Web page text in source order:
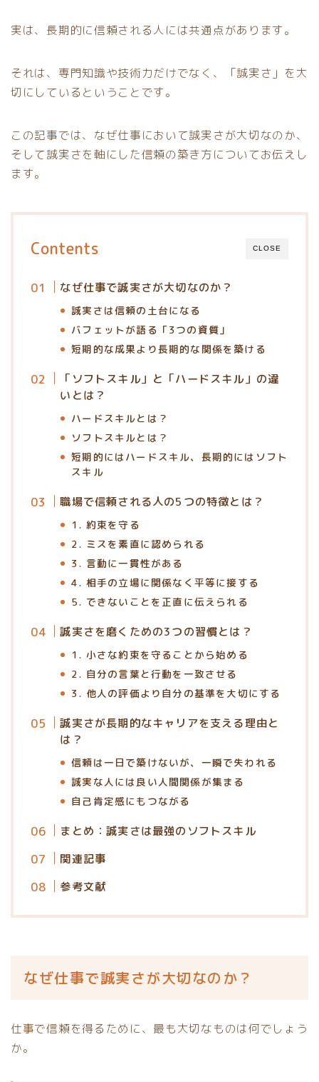
実は、長期的に信頼される人には共通点があります。
それは、専門知識や技術力だけでなく、「誠実さ」を大
切にしているということです。
この記事では、なぜ仕事において誠実さが大切なのか、
そして誠実さを軸にした信頼の築き方についてお伝えし
ます。
CLOSE
Contents
なぜ仕事で誠実さが大切なのか？
誠実さは信頼の土台になる
バフェットが語る「3つの資質」
短期的な成果より長期的な関係を築ける
「ソフトスキル」と「ハードスキル」の違
いとは？
ハードスキルとは？
ソフトスキルとは？
短期的にはハードスキル、長期的にはソフト
スキル
職場で信頼される人の5つの特徴とは？
1. 約束を守る
2. ミスを素直に認められる
3. 言動に一貫性がある
4. 相手の立場に関係なく平等に接する
5. できないことを正直に伝えられる
誠実さを磨くための3つの習慣とは？
1. 小さな約束を守ることから始める
2. 自分の言葉と行動を一致させる
3. 他人の評価より自分の基準を大切にする
誠実さが長期的なキャリアを支える理由と
は？
信頼は一日で築けないが、一瞬で失われる
誠実な人には良い人間関係が集まる
自己肯定感にもつながる
まとめ：誠実さは最強のソフトスキル
関連記事
参考文献
なぜ仕事で誠実さが大切なのか？
仕事で信頼を得るために、最も大切なものは何でしょう
か。